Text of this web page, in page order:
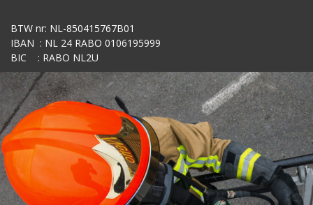
BTW nr: NL-850415767B01
IBAN : NL 24 RABO 0106195999
BIC : RABO NL2U